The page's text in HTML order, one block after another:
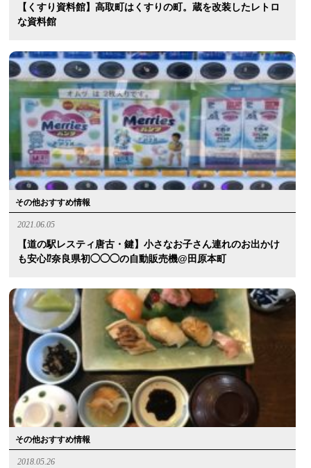
【くすり資料館】高取町はくすりの町。蔵を改装したレトロ
な資料館
その他おすすめ情報
2021.06.05
【道の駅レスティ唐古・鍵】小さなお子さん連れのお出かけ
も安心⁉︎奈良県初◯◯◯の自動販売機@田原本町
その他おすすめ情報
2018.05.26